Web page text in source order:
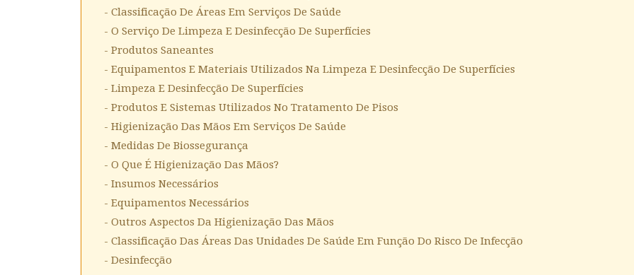
- Classificação De Áreas Em Serviços De Saúde
- O Serviço De Limpeza E Desinfecção De Superfícies
- Produtos Saneantes
- Equipamentos E Materiais Utilizados Na Limpeza E Desinfecção De Superfícies
- Limpeza E Desinfecção De Superfícies
- Produtos E Sistemas Utilizados No Tratamento De Pisos
- Higienização Das Mãos Em Serviços De Saúde
- Medidas De Biossegurança
- O Que É Higienização Das Mãos?
- Insumos Necessários
- Equipamentos Necessários
- Outros Aspectos Da Higienização Das Mãos
- Classificação Das Áreas Das Unidades De Saúde Em Função Do Risco De Infecção
- Desinfecção